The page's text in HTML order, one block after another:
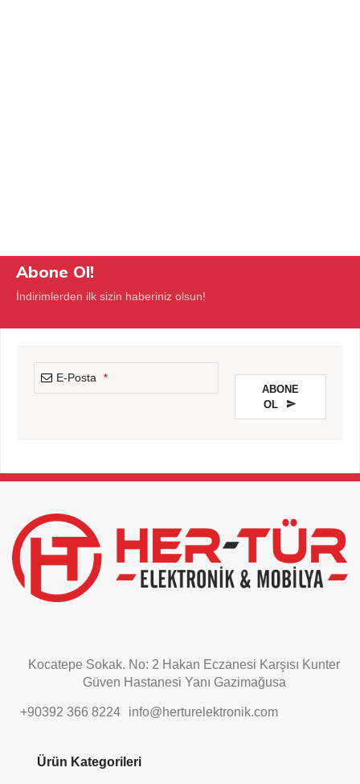
Abone Ol!
İndirimlerden ilk sizin haberiniz olsun!
E-Posta *
ABONE
OL
field
left
blank
Kocatepe Sokak. No: 2 Hakan Eczanesi Karşısı Kunter
Güven Hastanesi Yanı Gazimağusa
+90392 366 8224 info@herturelektronik.com
Ürün Kategorileri